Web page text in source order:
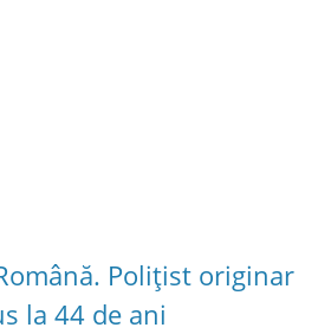
Polițist originar
la 44 de ani